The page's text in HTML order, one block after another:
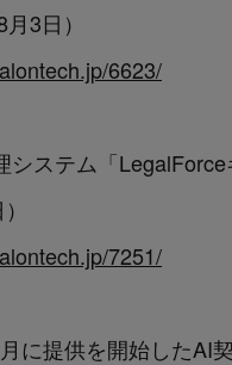
3日）
6623/
システム「
7251/
に提供を開始したAI